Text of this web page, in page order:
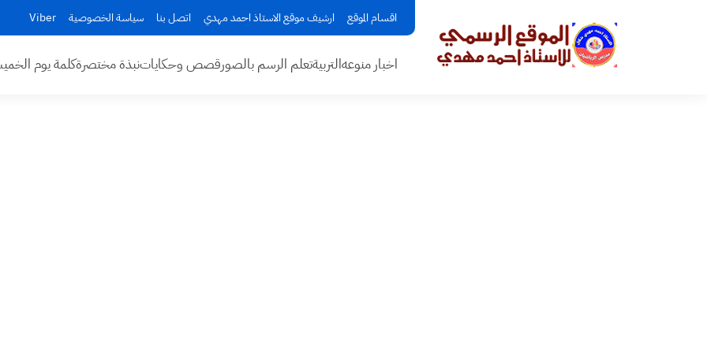
اقسام الموقع ارشيف موقع الاستاذ احمد مهدي اتصل بنا سياسة الخصوصية Viber
اخبار منوعهالتربيةتعلم الرسم بالصورقصص وحكاياتنبذة مختصرةكلمة يوم